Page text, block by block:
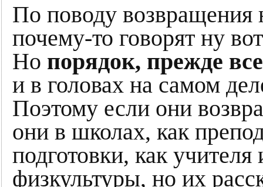
По поводу
почему-то говорят ну
Но порядок, прежде
и в головах на самом
Поэтому если они
они в школах, как
подготовки, как
физкультуры, но их